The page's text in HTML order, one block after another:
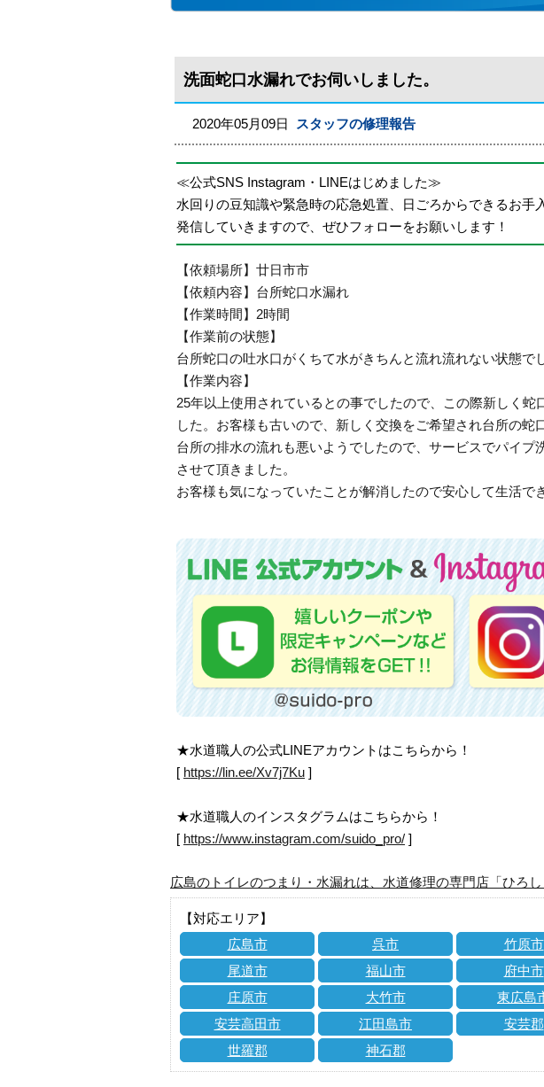
洗面蛇口水漏れでお伺いしました。
2020年05月09日 スタッフの修理報告
≪公式SNS Instagram・LINEはじめました≫
水回りの豆知識や緊急時の応急処置、日ごろからできるお手
発信していきますので、ぜひフォローをお願いします！
【依頼場所】廿日市市
【依頼内容】台所蛇口水漏れ
【作業時間】2時間
【作業前の状態】
台所蛇口の吐水口がくちて水がきちんと流れ流れない状態で
【作業内容】
25年以上使用されているとの事でしたので、この際新しく蛇
した。お客様も古いので、新しく交換をご希望され台所の蛇
台所の排水の流れも悪いようでしたので、サービスでパイプ
させて頂きました。
お客様も気になっていたことが解消したので安心して生活で
★水道職人の公式LINEアカウントはこちらから！
[ https://lin.ee/Xv7j7Ku ]
★水道職人のインスタグラムはこちらから！
[ https://www.instagram.com/suido_pro/ ]
広島のトイレのつまり・水漏れは、水道修理の専門店「ひろ
【対応エリア】
広島市
呉市 竹原市
尾道市
福山市 府中市
庄原市
大竹市 東広島
安芸高田市
江田島市 安芸郡
世羅郡
神石郡